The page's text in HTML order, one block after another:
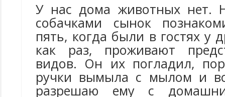
У нас дома животных нет.
собачками сынок
пять, когда были в гостях у
как раз, проживают
видов. Он их погладил,
ручки вымыла с мылом и
разрешаю ему с